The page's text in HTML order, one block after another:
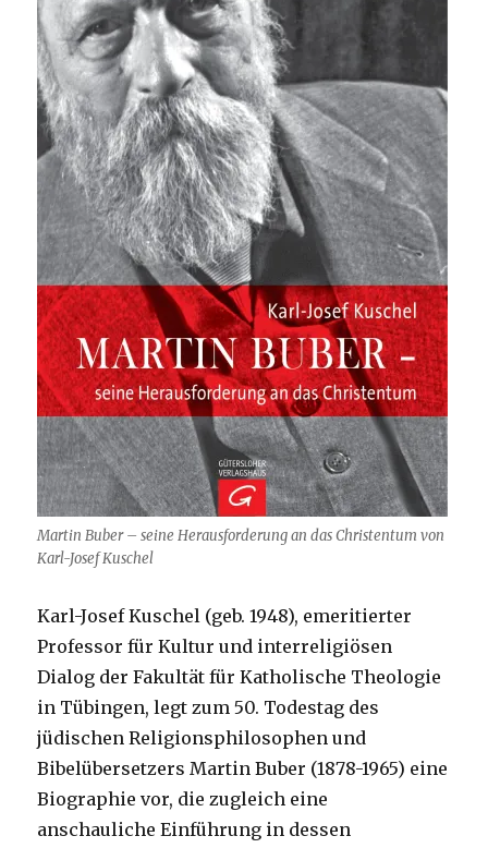
Martin Buber – seine Herausforderung an das Christentum von
Karl-Josef Kuschel
Karl-Josef Kuschel (geb. 1948), emeritierter
Professor für Kultur und interreligiösen
Dialog der Fakultät für Katholische Theologie
in Tübingen, legt zum 50. Todestag des
jüdischen Religionsphilosophen und
Bibelübersetzers Martin Buber (1878-1965) eine
Biographie vor, die zugleich eine
anschauliche Einführung in dessen